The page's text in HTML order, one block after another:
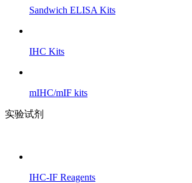
Sandwich ELISA Kits
IHC Kits
mIHC/mIF kits
实验试剂
IHC-IF Reagents